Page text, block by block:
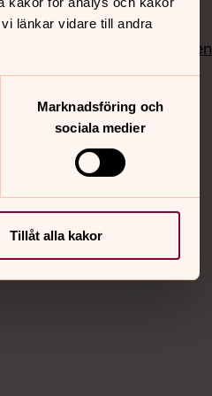
länkar vidare till andra
Marknadsföring och
sociala medier
Tillåt alla kakor
Instagram
Vimeo
Bloggportalen